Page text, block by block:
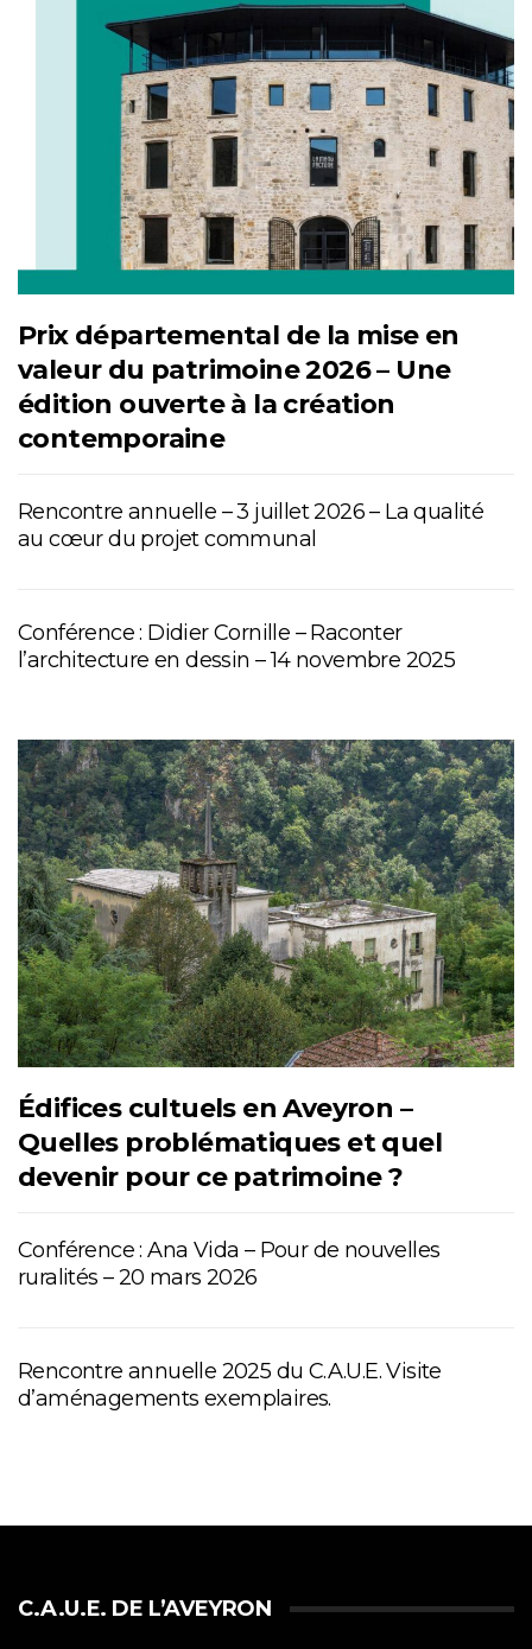
Prix départemental de la mise en
valeur du patrimoine 2026 – Une
édition ouverte à la création
contemporaine
Rencontre annuelle – 3 juillet 2026 – La qualité
au cœur du projet communal
Conférence : Didier Cornille – Raconter
l’architecture en dessin – 14 novembre 2025
Édifices cultuels en Aveyron –
Quelles problématiques et quel
devenir pour ce patrimoine ?
Conférence : Ana Vida – Pour de nouvelles
ruralités – 20 mars 2026
Rencontre annuelle 2025 du C.A.U.E. Visite
d’aménagements exemplaires.
C.A.U.E. DE L’AVEYRON